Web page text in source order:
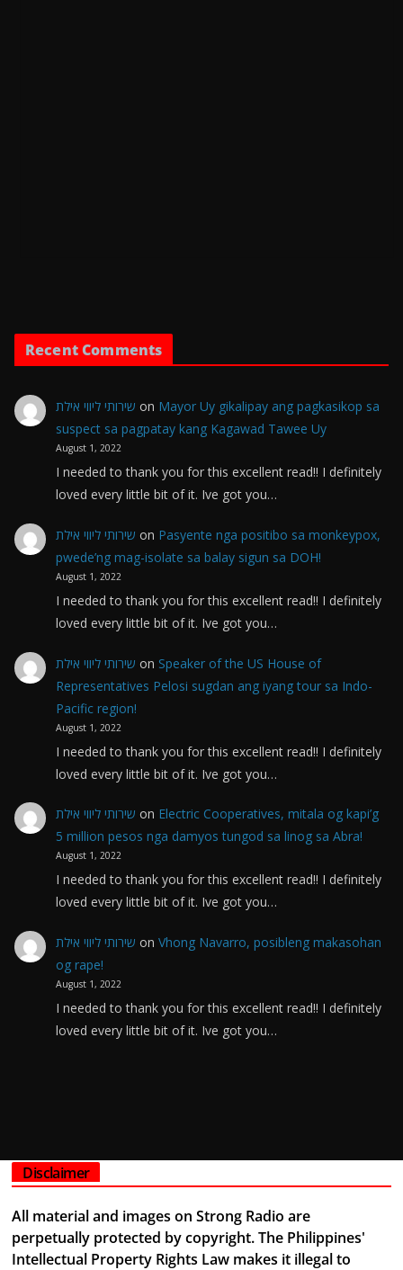
Recent Comments
שירותי ליווי אילת on Mayor Uy gikalipay ang pagkasikop sa
suspect sa pagpatay kang Kagawad Tawee Uy
August 1, 2022
I needed to thank you for this excellent read!! I definitely
loved every little bit of it. Ive got you…
שירותי ליווי אילת on Pasyente nga positibo sa monkeypox,
pwede’ng mag-isolate sa balay sigun sa DOH!
August 1, 2022
I needed to thank you for this excellent read!! I definitely
loved every little bit of it. Ive got you…
שירותי ליווי אילת on Speaker of the US House of
Representatives Pelosi sugdan ang iyang tour sa Indo-
Pacific region!
August 1, 2022
I needed to thank you for this excellent read!! I definitely
loved every little bit of it. Ive got you…
שירותי ליווי אילת on Electric Cooperatives, mitala og kapi’g
5 million pesos nga damyos tungod sa linog sa Abra!
August 1, 2022
I needed to thank you for this excellent read!! I definitely
loved every little bit of it. Ive got you…
שירותי ליווי אילת on Vhong Navarro, posibleng makasohan
og rape!
August 1, 2022
I needed to thank you for this excellent read!! I definitely
loved every little bit of it. Ive got you…
Disclaimer
All material and images on Strong Radio are
perpetually protected by copyright. The Philippines'
Intellectual Property Rights Law makes it illegal to